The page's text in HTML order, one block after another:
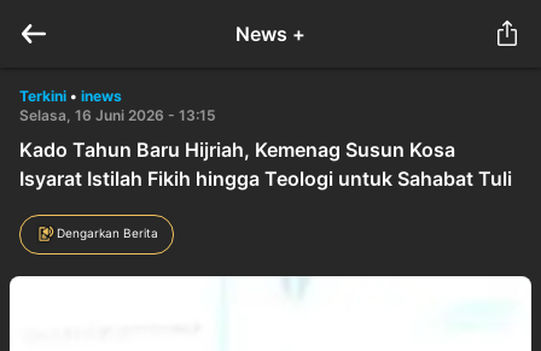
News +
Terkini • inews
Selasa, 16 Juni 2026 - 13:15
Kado Tahun Baru Hijriah, Kemenag Susun Kosa
Isyarat Istilah Fikih hingga Teologi untuk Sahabat Tuli
Dengarkan Berita